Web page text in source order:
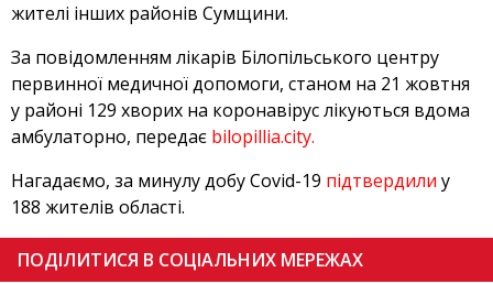
жителі інших районів Сумщини.
За повідомленням лікарів Білопільського центру
первинної медичної допомоги, станом на 21 жовтня
у районі 129 хворих на коронавірус лікуються вдома
амбулаторно, передає bilopillia.city.
Нагадаємо, за минулу добу Covid-19 підтвердили у
188 жителів області.
ПОДІЛИТИСЯ В СОЦІАЛЬНИХ МЕРЕЖАХ